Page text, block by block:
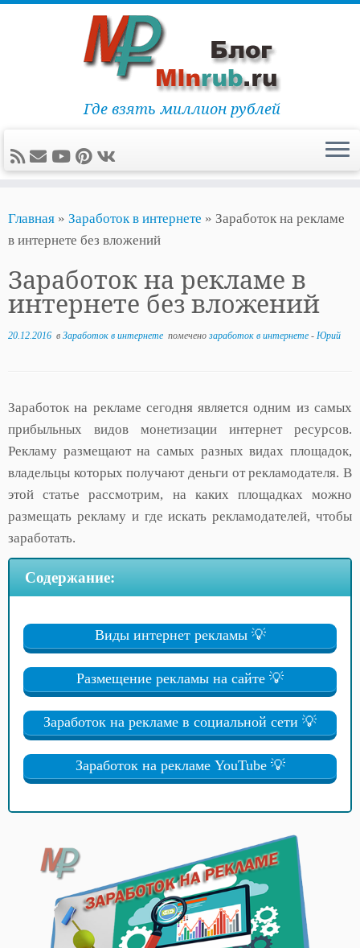
содержимому
Где взять миллион рублей
Главная » Заработок в интернете » Заработок на рекламе
в интернете без вложений
Заработок на рекламе в
интернете без вложений
20.12.2016 в Заработок в интернете помечено заработок в интернете - Юрий
Заработок на рекламе сегодня является одним из самых
прибыльных видов монетизации интернет ресурсов.
Рекламу размещают на самых разных видах площадок,
владельцы которых получают деньги от рекламодателя. В
этой статье рассмотрим, на каких площадках можно
размещать рекламу и где искать рекламодателей, чтобы
заработать.
Содержание:
Виды интернет рекламы 💡
Размещение рекламы на сайте 💡
Заработок на рекламе в социальной сети 💡
Заработок на рекламе YouTube 💡